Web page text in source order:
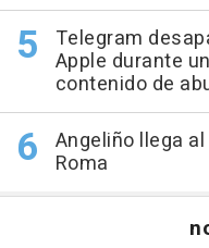
Telegram
Apple durante
contenido de
Angeliño llega
Roma